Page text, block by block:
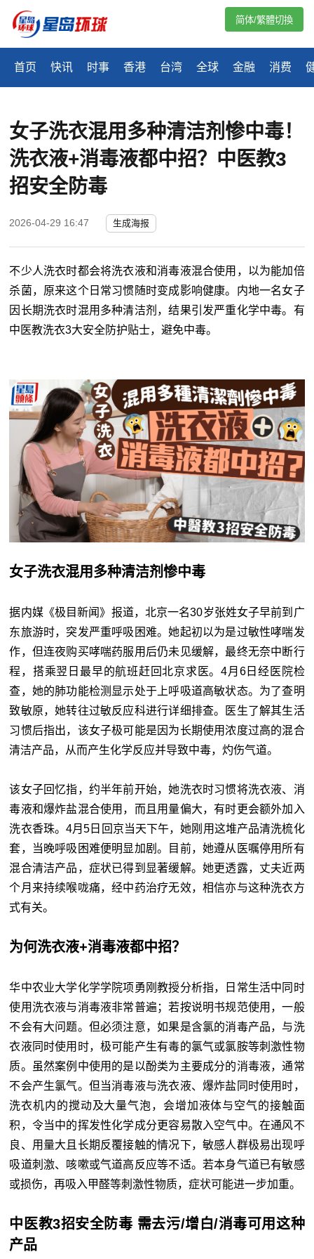
首页 快讯 时事 香港 台湾 全球 金融 消费
简体/繁體切換
女子洗衣混用多种清洁剂惨中毒！
洗衣液+消毒液都中招？中医教3
招安全防毒
2026-04-29 16:47 生成海报
不少人洗衣时都会将洗衣液和消毒液混合使用，以为能加倍
杀菌，原来这个日常习惯随时变成影响健康。内地一名女子
因长期洗衣时混用多种清洁剂，结果引发严重化学中毒。有
中医教洗衣3大安全防护贴士，避免中毒。
女子洗衣混用多种清洁剂惨中毒
据内媒《极目新闻》报道，北京一名30岁张姓女子早前到广
东旅游时，突发严重呼吸困难。她起初以为是过敏性哮喘发
作，但连夜购买哮喘药服用后仍未见缓解，最终无奈中断行
程，搭乘翌日最早的航班赶回北京求医。4月6日经医院检
查，她的肺功能检测显示处于上呼吸道高敏状态。为了查明
致敏原，她转往过敏反应科进行详细排查。医生了解其生活
习惯后指出，该女子极可能是因为长期使用浓度过高的混合
清洁产品，从而产生化学反应并导致中毒，灼伤气道。
该女子回忆指，约半年前开始，她洗衣时习惯将洗衣液、消
毒液和爆炸盐混合使用，而且用量偏大，有时更会额外加入
洗衣香珠。4月5日回京当天下午，她刚用这堆产品清洗梳化
套，当晚呼吸困难便明显加剧。目前，她遵从医嘱停用所有
混合清洁产品，症状已得到显著缓解。她更透露，丈夫近两
个月来持续喉咙痛，经中药治疗无效，相信亦与这种洗衣方
式有关。
为何洗衣液+消毒液都中招？
华中农业大学化学学院项勇刚教授分析指，日常生活中同时
使用洗衣液与消毒液非常普遍；若按说明书规范使用，一般
不会有大问题。但必须注意，如果是含氯的消毒产品，与洗
衣液同时使用时，极可能产生有毒的氯气或氯胺等刺激性物
质。虽然案例中使用的是以酚类为主要成分的消毒液，通常
不会产生氯气。但当消毒液与洗衣液、爆炸盐同时使用时，
洗衣机内的搅动及大量气泡，会增加液体与空气的接触面
积，令当中的挥发性化学成分更容易散入空气中。在通风不
良、用量大且长期反覆接触的情况下，敏感人群极易出现呼
吸道刺激、咳嗽或气道高反应等不适。若本身气道已有敏感
或损伤，再吸入甲醛等刺激性物质，症状可能进一步加重。
中医教3招安全防毒 需去污/增白/消毒可用这种
产品